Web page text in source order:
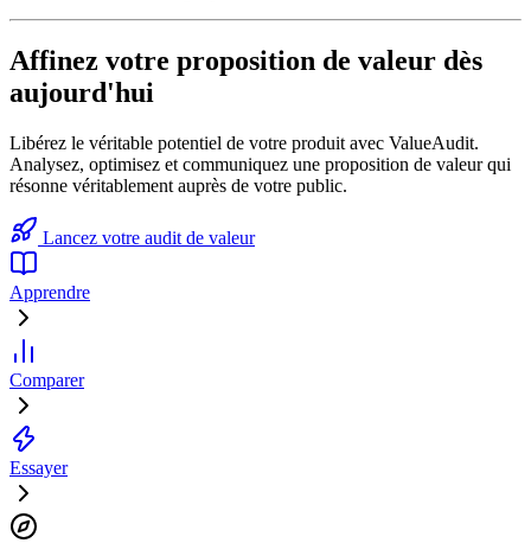
Affinez votre proposition de valeur dès
aujourd'hui
Libérez le véritable potentiel de votre produit avec ValueAudit.
Analysez, optimisez et communiquez une proposition de valeur qui
résonne véritablement auprès de votre public.
Lancez votre audit de valeur
Apprendre
Comparer
Essayer